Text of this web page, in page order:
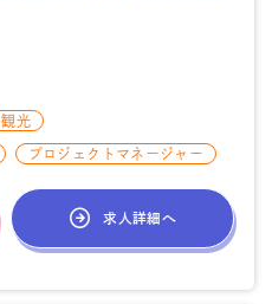
観光
プロジェクトマネージャー
求人詳細へ